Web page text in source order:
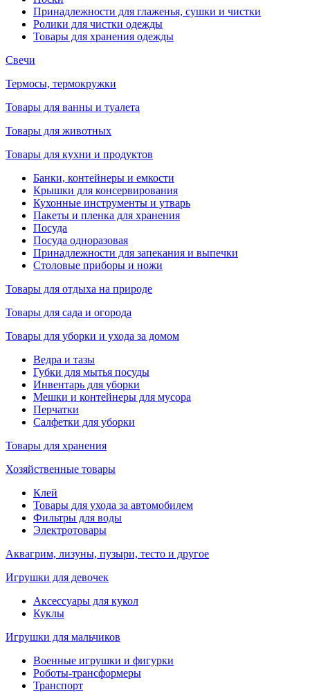
Принадлежности для глаженья, сушки и чистки
Ролики для чистки одежды
Товары для хранения одежды
Свечи
Термосы, термокружки
Товары для ванны и туалета
Товары для животных
Товары для кухни и продуктов
Банки, контейнеры и емкости
Крышки для консервирования
Кухонные инструменты и утварь
Пакеты и пленка для хранения
Посуда
Посуда одноразовая
Принадлежности для запекания и выпечки
Столовые приборы и ножи
Товары для отдыха на природе
Товары для сада и огорода
Товары для уборки и ухода за домом
Ведра и тазы
Губки для мытья посуды
Инвентарь для уборки
Мешки и контейнеры для мусора
Перчатки
Салфетки для уборки
Товары для хранения
Хозяйственные товары
Клей
Товары для ухода за автомобилем
Фильтры для воды
Электротовары
Аквагрим, лизуны, пузыри, тесто и другое
Игрушки для девочек
Аксессуары для кукол
Куклы
Игрушки для мальчиков
Военные игрушки и фигурки
Роботы-трансформеры
Транспорт